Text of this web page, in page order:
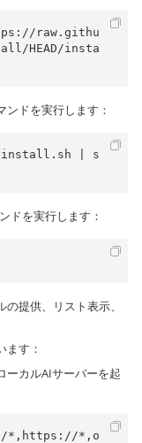
raw.githu
HEAD/insta
ドを実行します：
install.sh | s
ドを実行します：
提供、リスト表示、
ます：
ーカルAIサーバーを起
*,https://*,o